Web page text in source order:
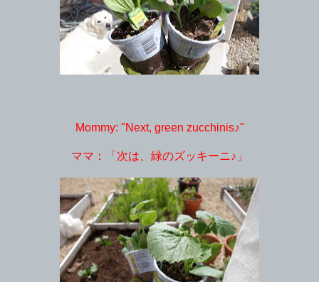
Mommy: "Next, green zucchinis♪"
ママ：「次は、緑のズッキーニ♪」